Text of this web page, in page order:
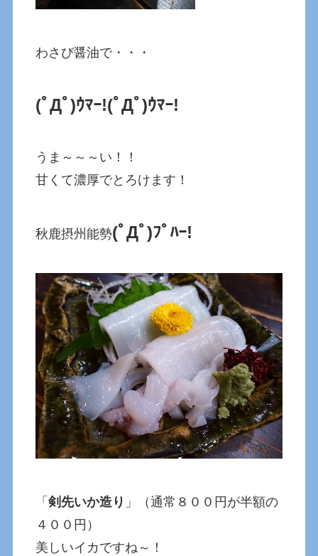
わさび醤油で・・・
(ﾟДﾟ)ｳﾏｰ!(ﾟДﾟ)ｳﾏｰ!
うま～～～い！！
甘くて濃厚でとろけます！
秋鹿摂州能勢(ﾟДﾟ)ﾌﾟﾊｰ!
「剣先いか造り 」（通常８００円が半額の
４００円）
美しいイカですね～！